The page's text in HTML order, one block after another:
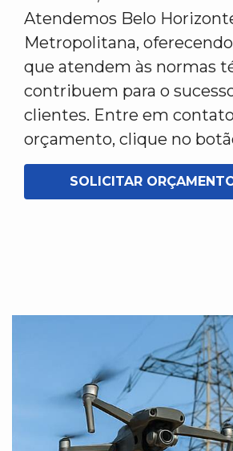
Atendemos Belo
Metropolitana,
que atendem às normas
contribuem para o
clientes. Entre em
orçamento, clique no
SOLICITAR